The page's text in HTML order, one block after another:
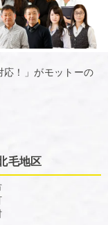
応！」がモットーの
毛地区